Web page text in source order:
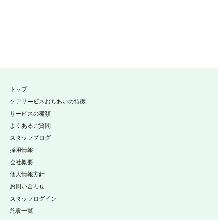
トップ
ケアサービスおちあいの特徴
サービスの種類
よくあるご質問
スタッフブログ
採用情報
施設一覧
会社概要
個人情報方針
お問い合わせ
スタッフログイン